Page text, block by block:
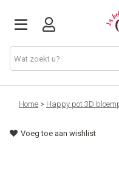
Just arrived
Juwelen & Accessoires
Home > Happy pot 3D
Voeg toe aan wishlist